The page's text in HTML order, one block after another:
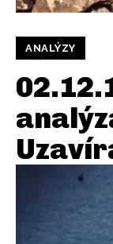
ANALÝZY